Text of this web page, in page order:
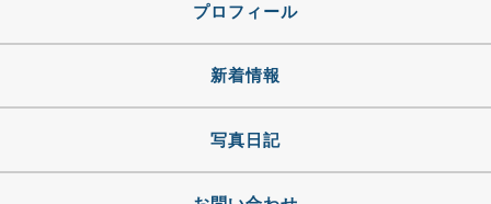
プロフィール
新着情報
写真日記